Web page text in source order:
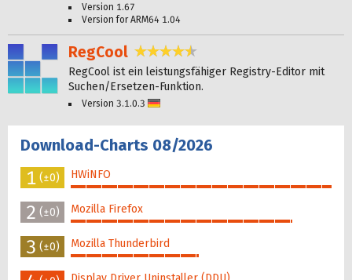
Version 1.67
Version for ARM64 1.04
RegCool 4,4 Sterne
RegCool ist ein leistungsfähiger Registry-Editor mit
Suchen/Ersetzen-Funktion.
Version 3.1.0.3
Download-Charts 08/2026
1 (±0) HWiNFO
100%
2 (±0) Mozilla Firefox
85%
3 (±0) Mozilla Thunderbird
49%